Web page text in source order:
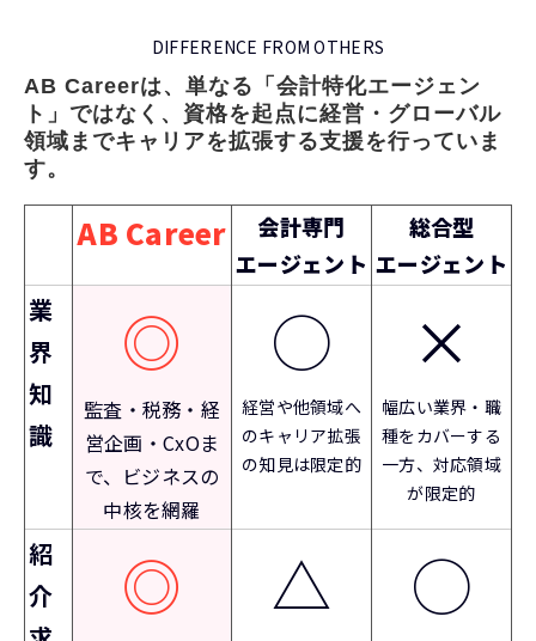
DIFFERENCE FROM OTHERS
AB Careerは、単なる「会計特化エージェン
ト」ではなく、資格を起点に経営・グローバル
領域までキャリアを拡張する支援を行っていま
す。
AB Career
会計専門
エージェント
総合型
エージェント
業
界
知
識
◎
監査・税務・経
営企画・CxOま
で、ビジネスの
中核を網羅
◯
経営や他領域へ
のキャリア拡張
の知見は限定的
×
幅広い業界・職
種をカバーする
一方、対応領域
が限定的
紹
介
◎ △ ◯